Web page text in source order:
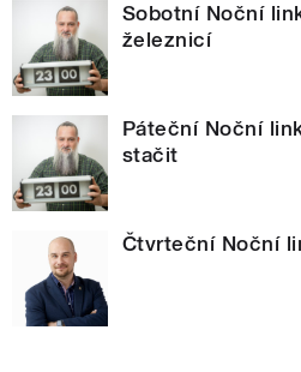
Sobotní Noční
železnicí
Páteční Noční
stačit
Čtvrteční Noční